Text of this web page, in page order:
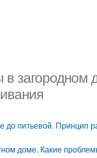
загородном
до питьевой. Принцип
доме. Какие